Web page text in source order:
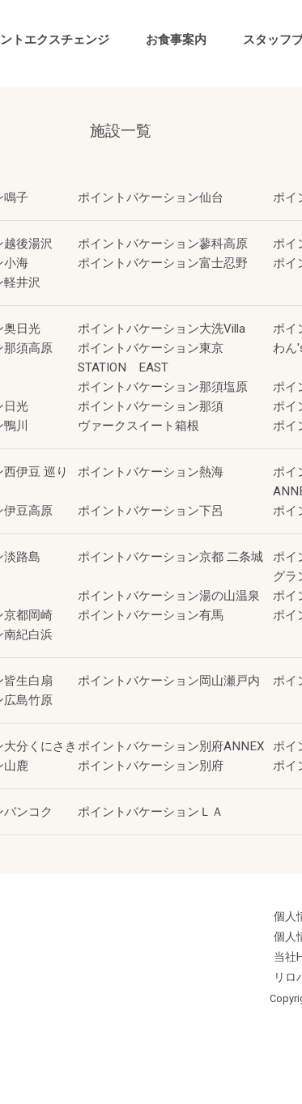
トエクスチェンジ お食事案内 スタッフ
施設一覧
鳴子 ポイントバケーション仙台 ポイ
後湯沢 ポイントバケーション蓼科高原
ポイ
小海
ポイントバケーション富士忍野
ポイ
井沢
奥日光 ポイントバケーション大洗Villa
ポイ
那須高原
ポイントバケーション東京
STATION EAST
わん
ポイントバケーション那須塩原
ポイ
日光
ポイントバケーション那須
ポイ
川
ヴァークスイート箱根 ポイ
伊豆 巡り ポイントバケーション熱海
ポイ
伊豆高原
ポイントバケーション下呂 ポイ
淡路島 ポイントバケーション京都 二条城
ポイ
グラ
ポイントバケーション湯の山温泉
ポイ
京都岡崎
ポイントバケーション有馬
ポイ
南紀白浜
皆生白扇 ポイントバケーション岡山瀬戸内
ポイ
広島竹原
分くにさき ポイントバケーション別府ANNEX
ポイ
山鹿
ポイントバケーション別府 ポイ
ンコク ポイントバケーションＬＡ
個人
個人
当社
リロ